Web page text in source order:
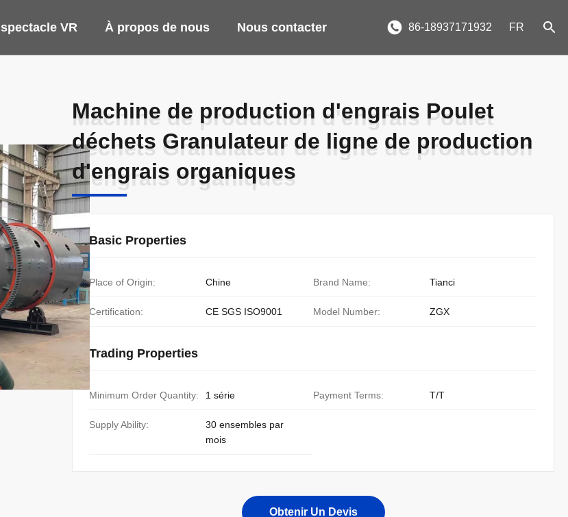
VR À propos de nous Nous contacter 86-18937171932 FR
Machine de production d'engrais Poulet
déchets Granulateur de ligne de production
d'engrais organiques
Machine de production d'engrais Poulet
déchets Granulateur de ligne de production
d'engrais organiques
Basic Properties
Place of Origin: Chine Brand Name: Tianci
Certification: CE SGS ISO9001 Model Number: ZGX
Trading Properties
Minimum Order Quantity: 1 série Payment Terms: T/T
Supply Ability:
30 ensembles par
mois
Obtenir Un Devis